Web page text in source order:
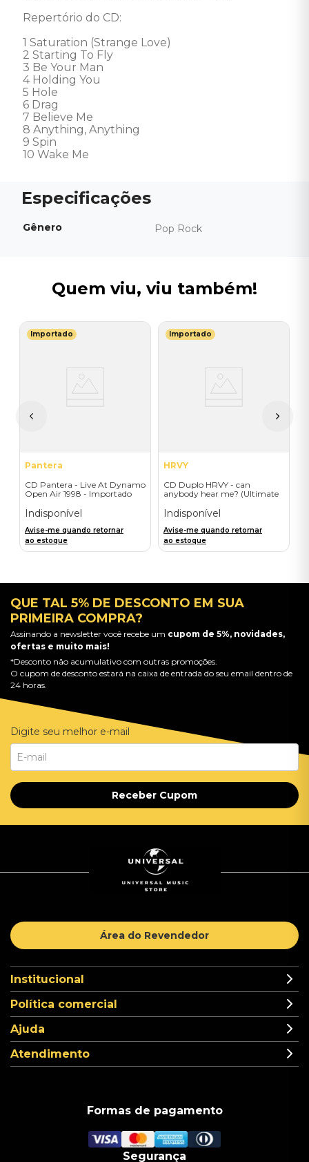
Repertório do CD:
1 Saturation (Strange Love)
2 Starting To Fly
3 Be Your Man
4 Holding You
5 Hole
6 Drag
7 Believe Me
8 Anything, Anything
9 Spin
10 Wake Me
Gênero Pop Rock
Quem viu, viu também!
Importado
Pantera
CD Pantera - Live At Dynamo
Open Air 1998 - Importado
Indisponível
Avise-me quando retornar
ao estoque
Importado
HRVY
CD Duplo HRVY - can
anybody hear me? (Ultimate
Importado
Indisponível
Avise-me quando retornar
ao estoque
QUE TAL 5% DE DESCONTO EM SUA
PRIMEIRA COMPRA?
Assinando a newsletter você recebe um cupom de 5%, novidades,
ofertas e muito mais!
*Desconto não acumulativo com outras promoções.
O cupom de desconto estará na caixa de entrada do seu email dentro de
24 horas.
Digite seu melhor e-mail
Receber Cupom
Área do Revendedor
Institucional
Política comercial
Ajuda
Atendimento
Formas de pagamento
Segurança